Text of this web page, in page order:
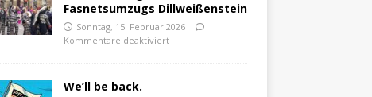
Fasnetsumzugs Dillweißenstein
Sonntag, 15. Februar 2026
Kommentare deaktiviert
We’ll be back.